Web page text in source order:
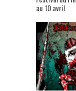
au 10 avril